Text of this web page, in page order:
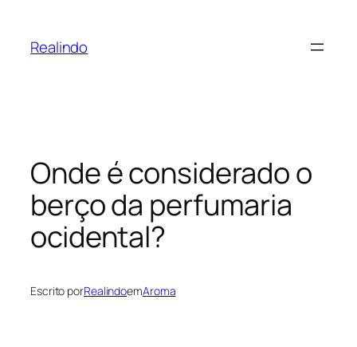
Realindo
Onde é considerado o
berço da perfumaria
ocidental?
Escrito porRealindoemAroma